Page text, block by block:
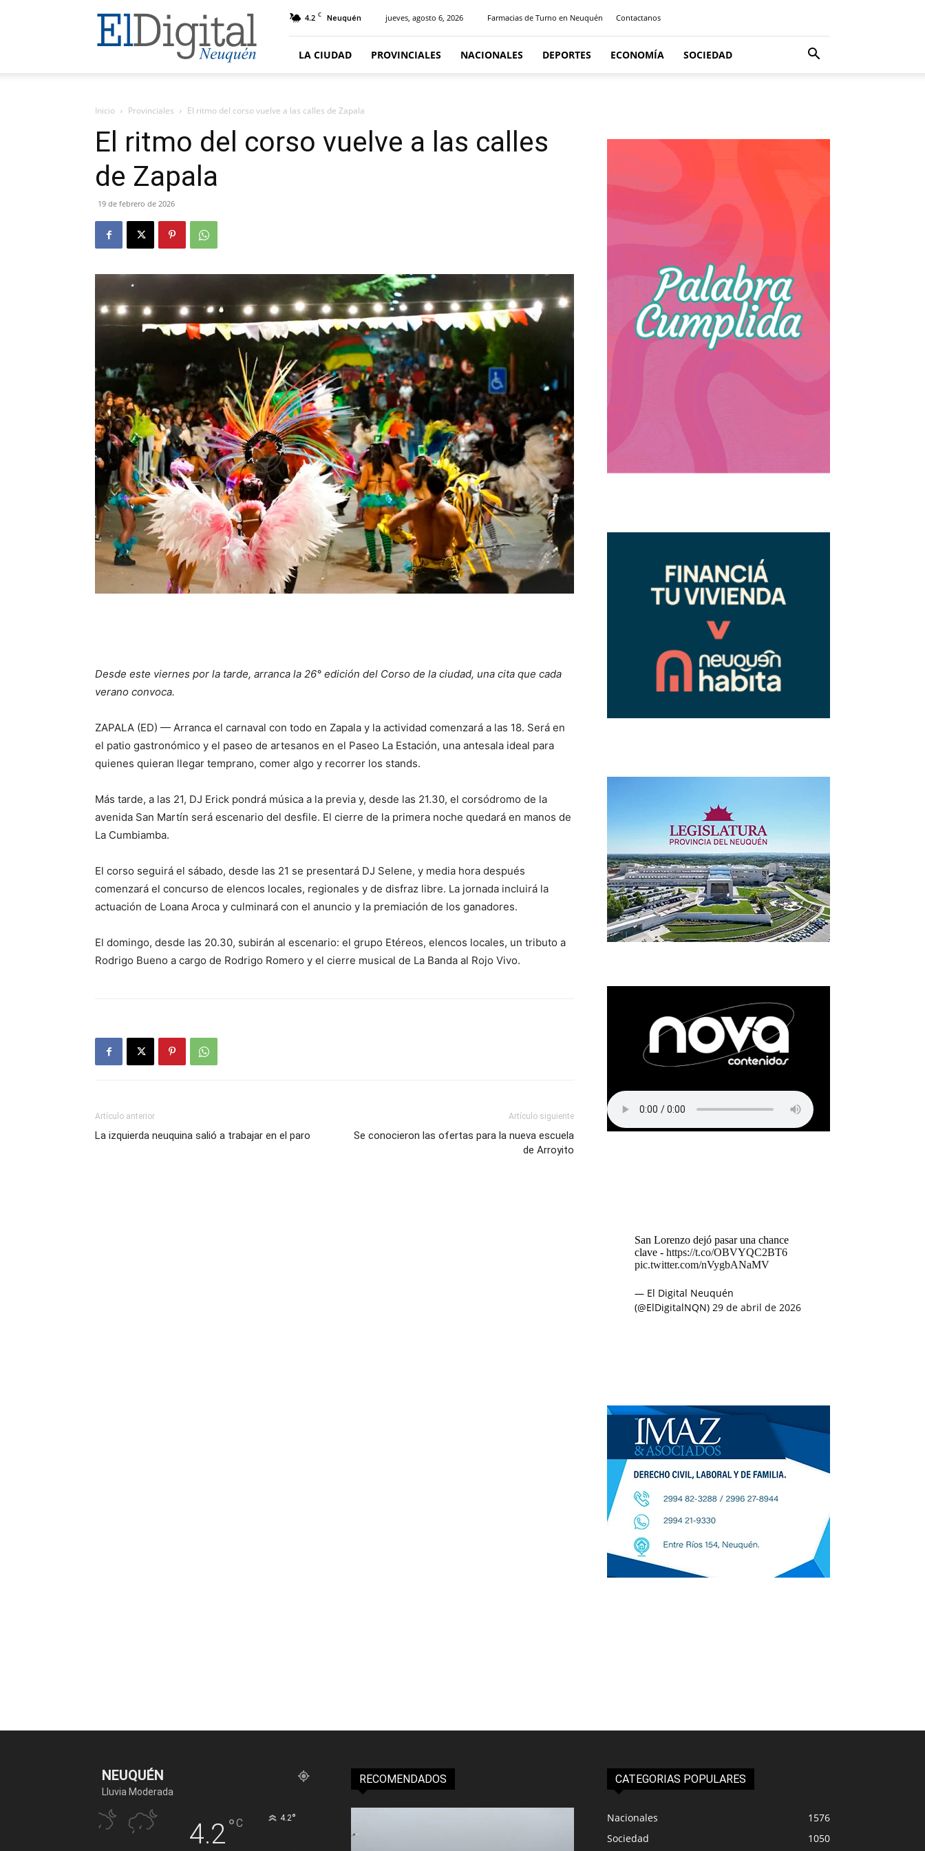
El
Digital
Neuquen
4.2 C Neuquén jueves, agosto 6, 2026 Farmacias de Turno en Neuquén Contactanos
LA CIUDAD PROVINCIALES NACIONALES DEPORTES ECONOMÍA SOCIEDAD
Inicio Provinciales El ritmo del corso vuelve a las calles de Zapala
El ritmo del corso vuelve a las calles
de Zapala
19 de febrero de 2026
Desde este viernes por la tarde, arranca la 26° edición del Corso de la ciudad, una cita que cada
verano convoca.
ZAPALA (ED) — Arranca el carnaval con todo en Zapala y la actividad comenzará a las 18. Será en
el patio gastronómico y el paseo de artesanos en el Paseo La Estación, una antesala ideal para
quienes quieran llegar temprano, comer algo y recorrer los stands.
Más tarde, a las 21, DJ Erick pondrá música a la previa y, desde las 21.30, el corsódromo de la
avenida San Martín será escenario del desfile. El cierre de la primera noche quedará en manos de
La Cumbiamba.
El corso seguirá el sábado, desde las 21 se presentará DJ Selene, y media hora después
comenzará el concurso de elencos locales, regionales y de disfraz libre. La jornada incluirá la
actuación de Loana Aroca y culminará con el anuncio y la premiación de los ganadores.
El domingo, desde las 20.30, subirán al escenario: el grupo Etéreos, elencos locales, un tributo a
Rodrigo Bueno a cargo de Rodrigo Romero y el cierre musical de La Banda al Rojo Vivo.
Artículo anterior
La izquierda neuquina salió a trabajar en el paro
Artículo siguiente
Se conocieron las ofertas para la nueva escuela
de Arroyito
San Lorenzo dejó pasar una chance
clave - https://t.co/OBVYQC2BT6
pic.twitter.com/nVygbANaMV
— El Digital Neuquén
(@ElDigitalNQN) 29 de abril de 2026
NEUQUÉN
Lluvia Moderada
4.2°C 4.2°
RECOMENDADOS CATEGORIAS POPULARES
Nacionales
1576
Sociedad
1050